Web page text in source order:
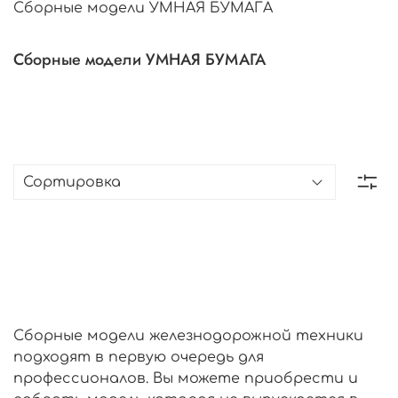
Сборные модели УМНАЯ БУМАГА
Сборные модели УМНАЯ БУМАГА
Сборные модели железнодорожной техники
подходят в первую очередь для
профессионалов. Вы можете приобрести и